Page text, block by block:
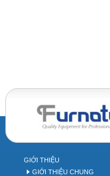
GIỚI THIỆU
GIỚI THIỆU CHUNG